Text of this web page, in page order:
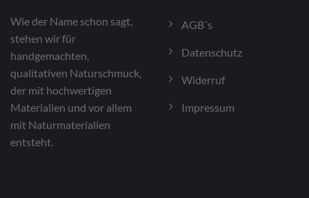
Wie der Name schon sagt,
stehen wir für
handgemachten,
qualitativen Naturschmuck,
der mit hochwertigen
Materialien und vor allem
mit Naturmaterialien
entsteht.
AGB´s
Datenschutz
Widerruf
Impressum